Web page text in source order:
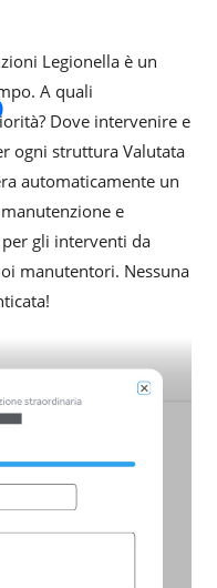
Legionella è un
A quali
Dove intervenire e
ogni struttura Valutata
automaticamente un
e
gli interventi da
manutentori. Nessuna